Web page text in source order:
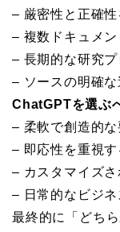
– 厳密性と正確
– 複数ドキュメ
– 長期的な研究プ
– ソースの明確
ChatGPTを選ぶ
– 柔軟で創造的
– 即応性を重視す
– カスタマイズ
– 日常的なビジ
最終的に「どち